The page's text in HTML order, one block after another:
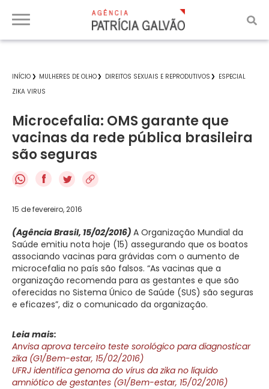
INÍCIO MULHERES DE OLHO DIREITOS SEXUAIS E REPRODUTIVOS
ESPECIAL
ZIKA VIRUS
Microcefalia: OMS garante que
vacinas da rede pública brasileira
são seguras
f
15 de fevereiro, 2016
(Agência Brasil, 15/02/2016) A Organização Mundial da
Saúde emitiu nota hoje (15) assegurando que os boatos
associando vacinas para grávidas com o aumento de
microcefalia no país são falsos. “As vacinas que a
organização recomenda para as gestantes e que são
oferecidas no Sistema Único de Saúde (SUS) são seguras
e eficazes”, diz o comunicado da organização.
Leia mais:
Anvisa aprova terceiro teste sorológico para diagnosticar
zika (G1/Bem-estar, 15/02/2016)
UFRJ identifica genoma do vírus da zika no líquido
amniótico de gestantes (G1/Bem-estar, 15/02/2016)